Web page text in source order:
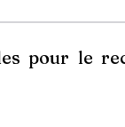
pour le